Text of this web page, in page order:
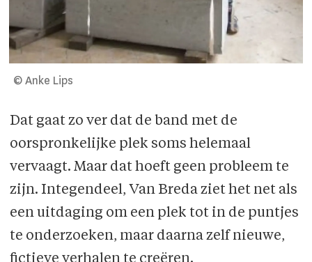
© Anke Lips
Dat gaat zo ver dat de band met de
oorspronkelijke plek soms helemaal
vervaagt. Maar dat hoeft geen probleem te
zijn. Integendeel, Van Breda ziet het net als
een uitdaging om een plek tot in de puntjes
te onderzoeken, maar daarna zelf nieuwe,